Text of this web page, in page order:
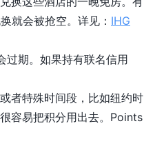
就会被抢空。详见： IHG
过期。如果持有联名信用
者特殊时间段，比如纽约时
容易把积分用出去。Points